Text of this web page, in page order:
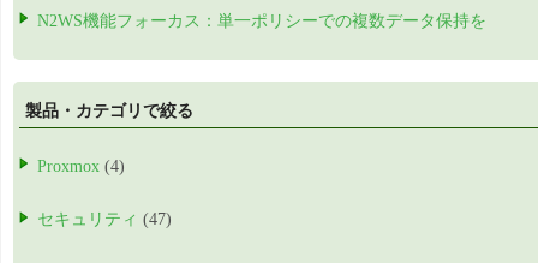
N2WS機能フォーカス：単一ポリシーでの複数データ保持を
製品・カテゴリで絞る
Proxmox (4)
セキュリティ (47)